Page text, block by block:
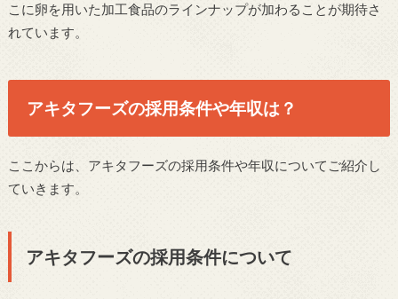
こに卵を用いた加工食品のラインナップが加わることが期待さ
れています。
アキタフーズの採用条件や年収は？
ここからは、アキタフーズの採用条件や年収についてご紹介し
ていきます。
アキタフーズの採用条件について